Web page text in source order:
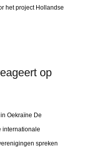
het project Hollandse
op
Oekraïne De
internationale
spreken